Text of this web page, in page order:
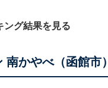
ング結果を見る
南かやべ（函館市